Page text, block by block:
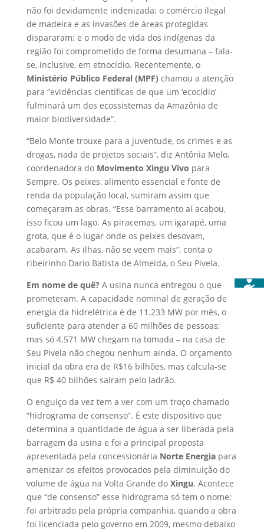
não foi devidamente indenizada; o comércio ilegal
de madeira e as invasões de áreas protegidas
dispararam; e o modo de vida dos indígenas da
região foi comprometido de forma desumana – fala-
se, inclusive, em etnocídio. Recentemente, o
Ministério Público Federal (MPF) chamou a atenção
para “evidências científicas de que um ‘ecocídio’
fulminará um dos ecossistemas da Amazônia de
maior biodiversidade”.
“Belo Monte trouxe para a juventude, os crimes e as
drogas, nada de projetos sociais”, diz Antônia Melo,
coordenadora do Movimento Xingu Vivo para
Sempre. Os peixes, alimento essencial e fonte de
renda da população local, sumiram assim que
começaram as obras. “Esse barramento aí acabou,
isso ficou um lago. As piracemas, um igarapé, uma
grota, que é o lugar onde os peixes desovam,
acabaram. As ilhas, não se veem mais”, conta o
ribeirinho Dario Batista de Almeida, o Seu Pivela.
Em nome de quê?A usina nunca entregou o que
prometeram. A capacidade nominal de geração de
energia da hidrelétrica é de 11.233 MW por mês, o
suficiente para atender a 60 milhões de pessoas;
mas só 4.571 MW chegam na tomada – na casa de
Seu Pivela não chegou nenhum ainda. O orçamento
inicial da obra era de R$16 bilhões, mas calcula-se
que R$ 40 bilhões saíram pelo ladrão.
O enguiço da vez tem a ver com um troço chamado
“hidrograma de consenso”. É este dispositivo que
determina a quantidade de água a ser liberada pela
barragem da usina e foi a principal proposta
apresentada pela concessionária Norte Energiapara
amenizar os efeitos provocados pela diminuição do
volume de água na Volta Grande do Xingu. Acontece
que “de consenso” esse hidrograma só tem o nome:
foi arbitrado pela própria companhia, quando a obra
foi licenciada pelo governo em 2009, mesmo debaixo